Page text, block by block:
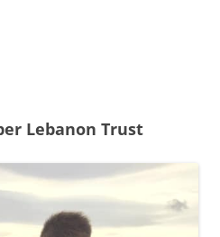
Lebanon Trust